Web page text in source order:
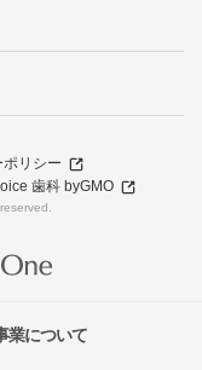
リシー
歯科 byGMO
業について